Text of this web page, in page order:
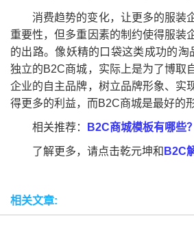
消费趋势的变化，让更多的服装
重要性，但多重因素的制约使得服装
的出路。像妖精的口袋这类成功的淘
独立的B2C商城，实际上是为了博取
企业的自主品牌，树立品牌形象、实
得更多的利益，而B2C商城是最好的形
相关推荐： B2C商城模板有哪些？
了解更多，请点击乾元坤和 B2C
相关文章: